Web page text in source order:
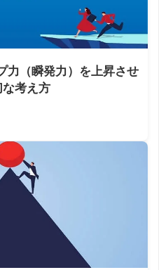
力（瞬発力）を上昇させ
考え方